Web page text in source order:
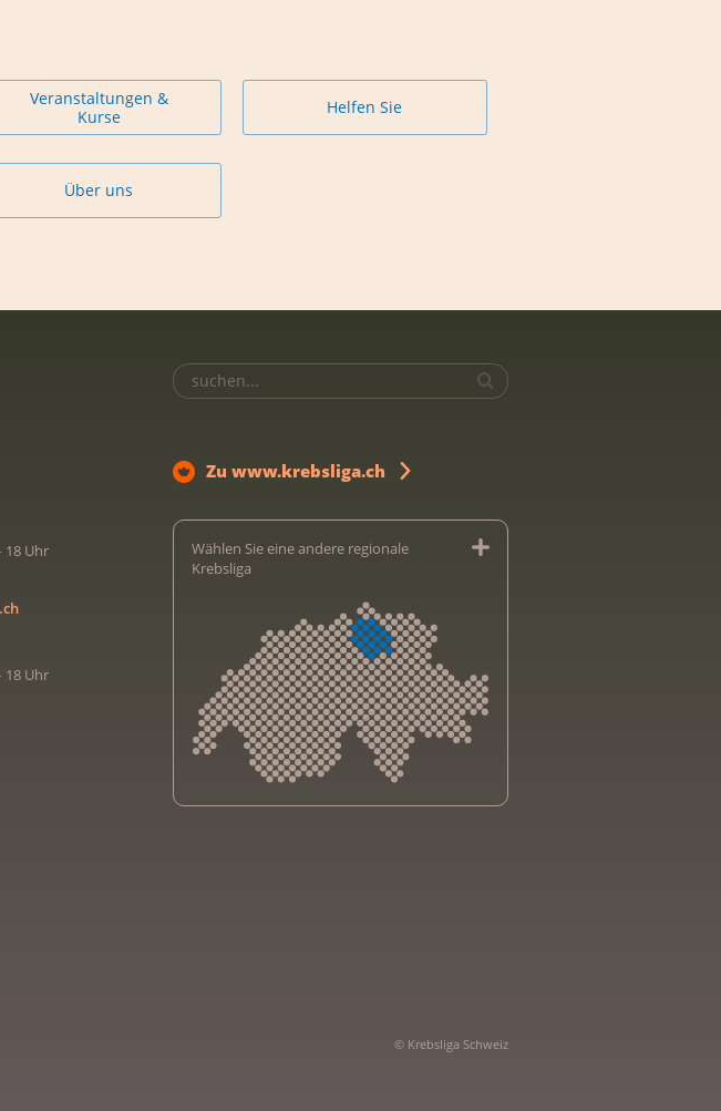
Veranstaltungen &
Kurse
Helfen Sie
Über uns
18 Uhr
18 Uhr
Zu www.krebsliga.ch
Wählen Sie eine andere regionale
Krebsliga
Ligue neuchâteloise contre le cancer
© Krebsliga Schweiz